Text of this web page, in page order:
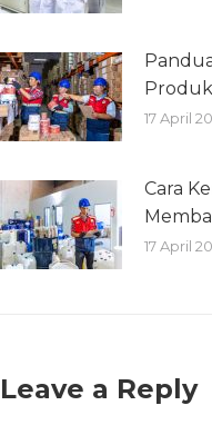
17 April
Cara
17 April
Leave a Reply